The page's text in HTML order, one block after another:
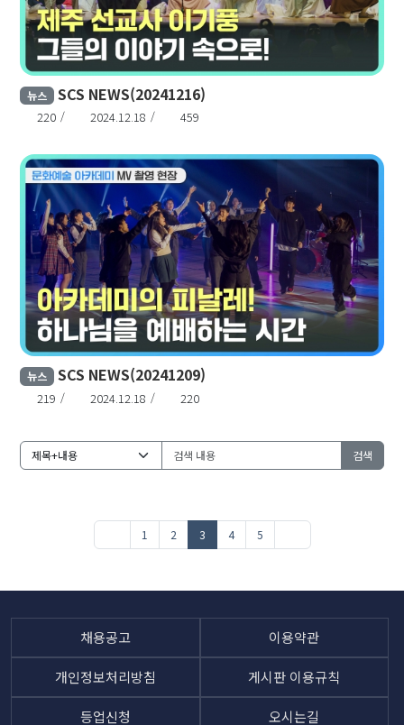
뉴스 SCS NEWS(20241216)
220 2024.12.18 459
뉴스 SCS NEWS(20241209)
219 2024.12.18 220
검색
1 2 3 4 5
채용공고 이용약관
개인정보처리방침 게시판 이용규칙
등업신청 오시는길